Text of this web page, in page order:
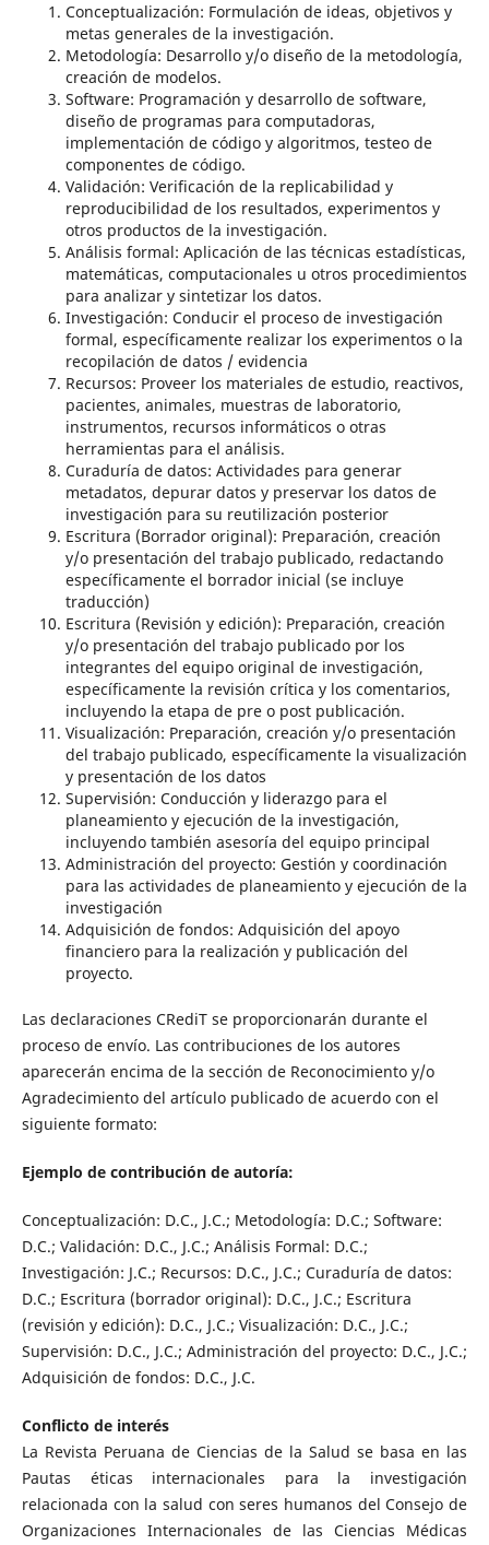
Conceptualización: Formulación de ideas, objetivos y
metas generales de la investigación.
Metodología: Desarrollo y/o diseño de la metodología,
creación de modelos.
Software: Programación y desarrollo de software,
diseño de programas para computadoras,
implementación de código y algoritmos, testeo de
componentes de código.
Validación: Verificación de la replicabilidad y
reproducibilidad de los resultados, experimentos y
otros productos de la investigación.
Análisis formal: Aplicación de las técnicas estadísticas,
matemáticas, computacionales u otros procedimientos
para analizar y sintetizar los datos.
Investigación: Conducir el proceso de investigación
formal, específicamente realizar los experimentos o la
recopilación de datos / evidencia
Recursos: Proveer los materiales de estudio, reactivos,
pacientes, animales, muestras de laboratorio,
instrumentos, recursos informáticos o otras
herramientas para el análisis.
Curaduría de datos: Actividades para generar
metadatos, depurar datos y preservar los datos de
investigación para su reutilización posterior
Escritura (Borrador original): Preparación, creación
y/o presentación del trabajo publicado, redactando
específicamente el borrador inicial (se incluye
traducción)
Escritura (Revisión y edición): Preparación, creación
y/o presentación del trabajo publicado por los
integrantes del equipo original de investigación,
específicamente la revisión crítica y los comentarios,
incluyendo la etapa de pre o post publicación.
Visualización: Preparación, creación y/o presentación
del trabajo publicado, específicamente la visualización
y presentación de los datos
Supervisión: Conducción y liderazgo para el
planeamiento y ejecución de la investigación,
incluyendo también asesoría del equipo principal
Administración del proyecto: Gestión y coordinación
para las actividades de planeamiento y ejecución de la
investigación
Adquisición de fondos: Adquisición del apoyo
financiero para la realización y publicación del
proyecto.
Las declaraciones CRediT se proporcionarán durante el
proceso de envío. Las contribuciones de los autores
aparecerán encima de la sección de Reconocimiento y/o
Agradecimiento del artículo publicado de acuerdo con el
siguiente formato:
Ejemplo de contribución de autoría:
Conceptualización: D.C., J.C.; Metodología: D.C.; Software:
D.C.; Validación: D.C., J.C.; Análisis Formal: D.C.;
Investigación: J.C.; Recursos: D.C., J.C.; Curaduría de datos:
D.C.; Escritura (borrador original): D.C., J.C.; Escritura
(revisión y edición): D.C., J.C.; Visualización: D.C., J.C.;
Supervisión: D.C., J.C.; Administración del proyecto: D.C., J.C.;
Adquisición de fondos: D.C., J.C.
Conflicto de interés
La Revista Peruana de Ciencias de la Salud se basa en las
Pautas éticas internacionales para la investigación
relacionada con la salud con seres humanos del Consejo de
Organizaciones Internacionales de las Ciencias Médicas